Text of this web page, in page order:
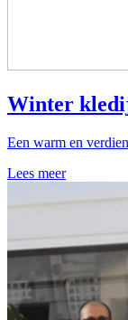
Winter
Een warm en
Lees meer